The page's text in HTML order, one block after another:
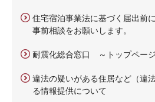
住宅宿泊事業法に基づく届出前
事前相談をお願いします。
耐震化総合窓口 ～トップペー
違法の疑いがある住居など（違
る情報提供について